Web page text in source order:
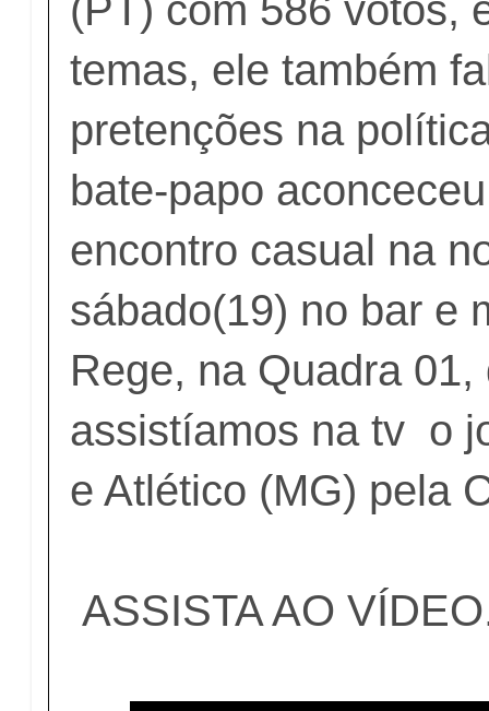
temas, ele também
pretenções na
bate-papo
encontro casual na
sábado(19) no bar e
Rege, na Quadra 01,
assistíamos na tv o
e Atlético (MG) pela
ASSISTA AO